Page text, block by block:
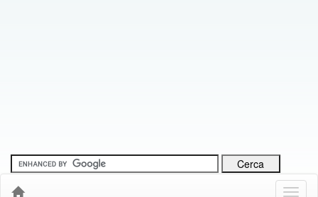
Menu